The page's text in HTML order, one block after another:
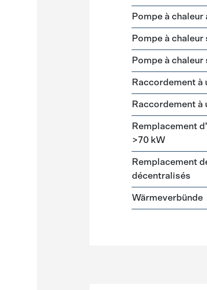
Pompe à
Pompe à
Pompe à
Raccordement à
Raccordement à
Remplacement
>70 kW
Remplacement
décentralisés
Wärmeverbünde